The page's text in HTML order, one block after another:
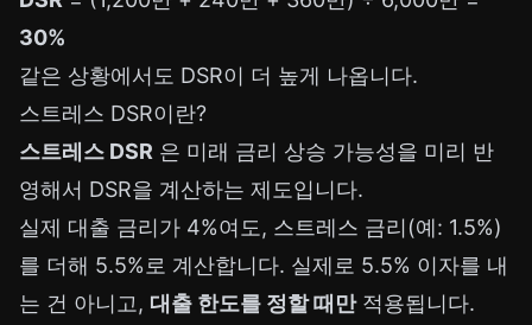
30%
같은 상황에서도 DSR이 더 높게 나옵니다.
스트레스 DSR이란?
스트레스 DSR 은 미래 금리 상승 가능성을 미리 반
영해서 DSR을 계산하는 제도입니다.
실제 대출 금리가 4%여도, 스트레스 금리(예: 1.5%)
를 더해 5.5%로 계산합니다. 실제로 5.5% 이자를 내
는 건 아니고, 대출 한도를 정할 때만적용됩니다.